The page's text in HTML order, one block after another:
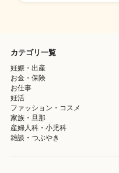
カテゴリ一覧
妊娠・出産
お金・保険
お仕事
妊活
ファッション・コスメ
家族・旦那
産婦人科・小児科
雑談・つぶやき